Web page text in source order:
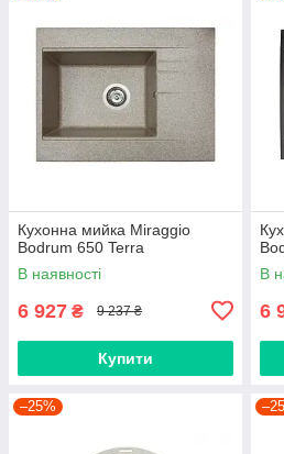
Кухонна мийка Miraggio
Bodrum 650 Terra
В наявності
6 927 ₴ 9 237 ₴
Купити
В
6
–25%